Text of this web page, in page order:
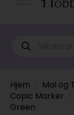
Products
search
Hjem Mal og
Copic Marker
Green